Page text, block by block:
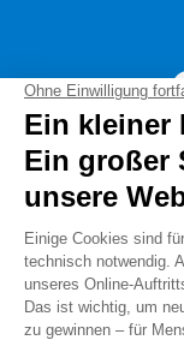
Handicap
Tel.: 089/54
14:00